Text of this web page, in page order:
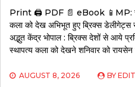
Print 🖨 PDF 📄 eBook 📱MP:
कला को देख अभिभूत हुए ब्रिक्स डेलीगेट्स
अद्भुत केंद्र भोपाल : ब्रिक्स देशों से आये
स्थापत्य कला को देखने शनिवार को
AUGUST 8, 2026 BY